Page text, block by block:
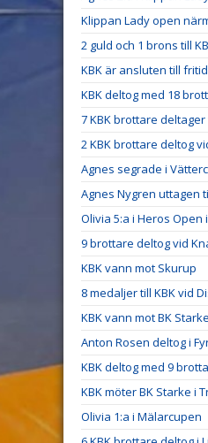
Klippan Lady open
2 guld och 1 brons till
KBK är ansluten till
KBK deltog med 18
7 KBK brottare
2 KBK brottare deltog
Agnes segrade i
Agnes Nygren uttagen
Olivia 5:a i Heros Open
9 brottare deltog vid
KBK vann mot Skurup
8 medaljer till KBK vid
KBK vann mot BK Starke
Anton Rosen deltog i
KBK deltog med 9
KBK möter BK Starke i
Olivia 1:a i Mälarcupen